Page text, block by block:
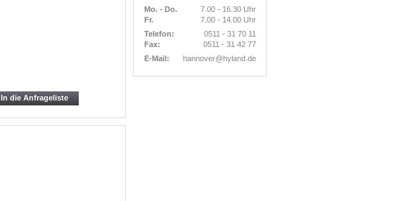
In die Anfrageliste
Mo. - Do.
7.00 - 16.30 Uhr
Fr.
7.00 - 14.00 Uhr
Telefon:
0511 - 31 70 11
Fax:
0511 - 31 42 77
E-Mail:
hannover@hyland.de